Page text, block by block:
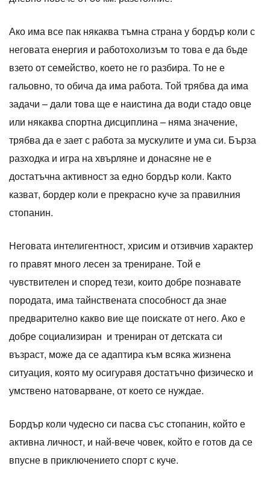
Ако има все пак някаква тъмна страна у бордър коли с
неговата енергия и работохолизъм то това е да бъде
взето от семейство, което не го разбира. То не е
гальовно, то обича да има работа. Той трябва да има
задачи – дали това ще е наистина да води стадо овце
или някаква спортна дисциплина – няма значение,
трябва да е зает с работа за мускулите и ума си. Бърза
разходка и игра на хвърляне и донасяне не е
достатъчна активност за едно бордър коли. Както
казват, бордер коли е прекрасно куче за правилния
стопанин.
Неговата интелигентност, хрисим и отзивчив характер
го правят много лесен за трениране. Той е
чувствителен и според тези, които добре познавате
породата, има тайнствената способност да знае
предварително какво вие ще поискате от него. Ако е
добре социализиран и трениран от детската си
възраст, може да се адаптира към всяка жизнена
ситуация, която му осигуравя достатъчно физическо и
умствено натоварване, от което се нуждае.
Бордър коли чудесно си пасва със стопанин, който е
активна личност, и най-вече човек, който е готов да се
впусне в приключението спорт с куче.